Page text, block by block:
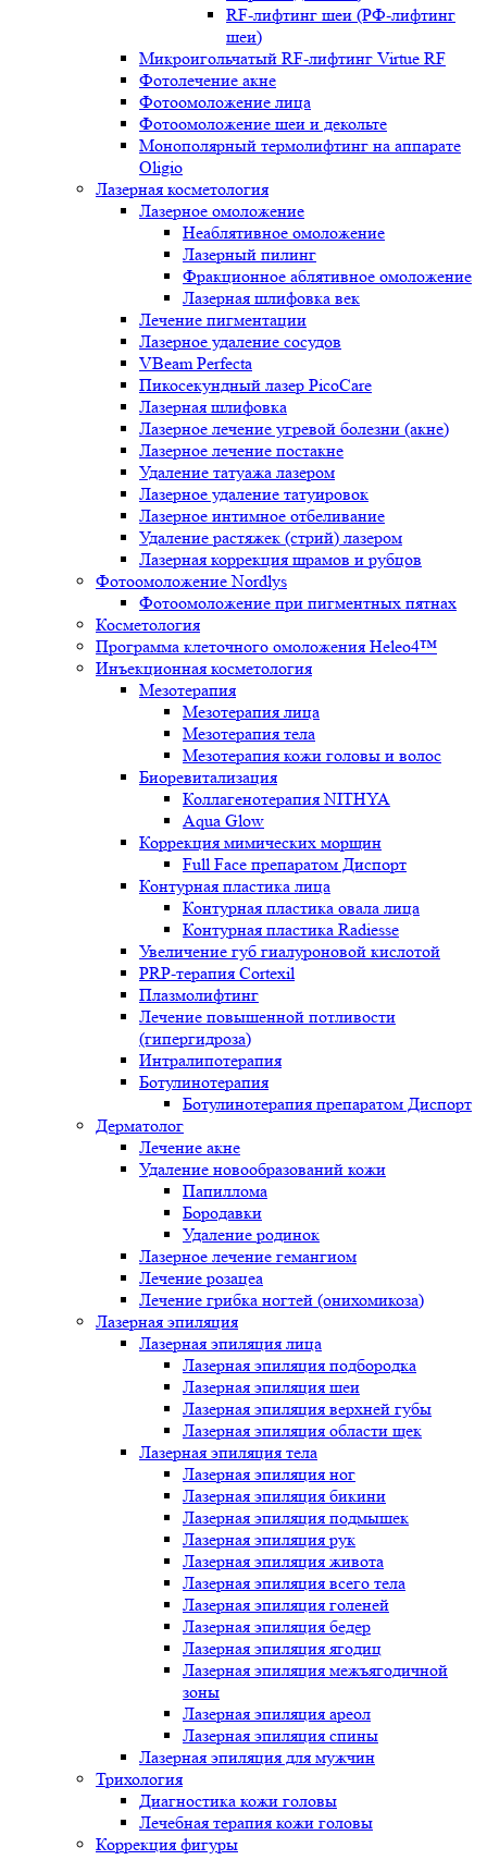
RF-лифтинг шеи (РФ-лифтинг
шеи)
Микроигольчатый RF-лифтинг Virtue RF
Фотолечение акне
Фотоомоложение лица
Фотоомоложение шеи и декольте
Монополярный термолифтинг на аппарате
Oligio
Лазерная косметология
Лазерное омоложение
Неаблятивное омоложение
Лазерный пилинг
Фракционное аблятивное омоложение
Лазерная шлифовка век
Лечение пигментации
Лазерное удаление сосудов
VBeam Perfecta
Пикосекундный лазер PicoCare
Лазерная шлифовка
Лазерное лечение угревой болезни (акне)
Лазерное лечение постакне
Удаление татуажа лазером
Лазерное удаление татуировок
Лазерное интимное отбеливание
Удаление растяжек (стрий) лазером
Лазерная коррекция шрамов и рубцов
Фотоомоложение Nordlys
Фотоомоложение при пигментных пятнах
Косметология
Программа клеточного омоложения Heleo4™
Инъекционная косметология
Мезотерапия
Мезотерапия лица
Мезотерапия тела
Мезотерапия кожи головы и волос
Биоревитализация
Коллагенотерапия NITHYA
Aqua Glow
Коррекция мимических морщин
Full Face препаратом Диспорт
Контурная пластика лица
Контурная пластика овала лица
Контурная пластика Radiesse
Увеличение губ гиалуроновой кислотой
PRP-терапия Cortexil
Плазмолифтинг
Лечение повышенной потливости
(гипергидроза)
Интралипотерапия
Ботулинотерапия
Ботулинотерапия препаратом Диспорт
Дерматолог
Лечение акне
Удаление новообразований кожи
Папиллома
Бородавки
Удаление родинок
Лазерное лечение гемангиом
Лечение розацеа
Лечение грибка ногтей (онихомикоза)
Лазерная эпиляция
Лазерная эпиляция лица
Лазерная эпиляция подбородка
Лазерная эпиляция шеи
Лазерная эпиляция верхней губы
Лазерная эпиляция области щек
Лазерная эпиляция тела
Лазерная эпиляция ног
Лазерная эпиляция бикини
Лазерная эпиляция подмышек
Лазерная эпиляция рук
Лазерная эпиляция живота
Лазерная эпиляция всего тела
Лазерная эпиляция голеней
Лазерная эпиляция бедер
Лазерная эпиляция ягодиц
Лазерная эпиляция межъягодичной
зоны
Лазерная эпиляция ареол
Лазерная эпиляция спины
Лазерная эпиляция для мужчин
Трихология
Диагностика кожи головы
Лечебная терапия кожи головы
Коррекция фигуры